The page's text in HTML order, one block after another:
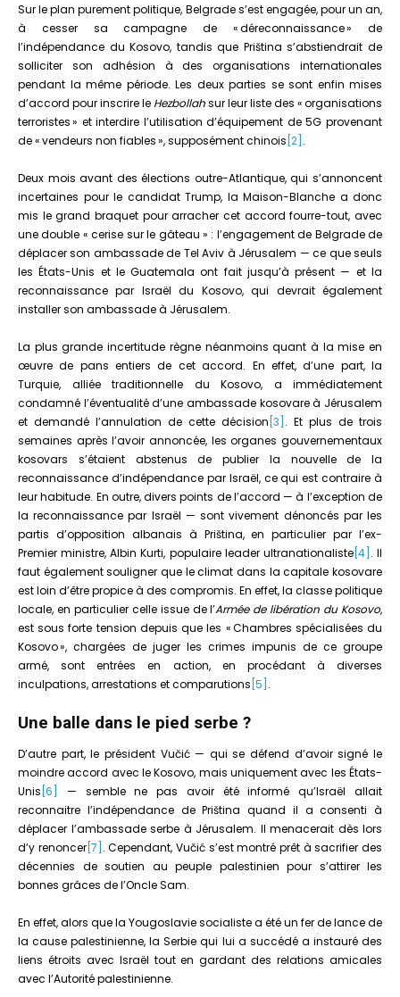
Sur le plan purement politique, Belgrade s’est engagée, pour un an,
à cesser sa campagne de « déreconnaissance » de
l’indépendance du Kosovo, tandis que Priština s’abstiendrait de
solliciter son adhésion à des organisations internationales
pendant la même période. Les deux parties se sont enfin mises
d’accord pour inscrire le Hezbollahsur leur liste des « organisations
terroristes » et interdire l’utilisation d’équipement de 5G provenant
de « vendeurs non fiables », supposément chinois [2] .
Deux mois avant des élections outre-Atlantique, qui s’annoncent
incertaines pour le candidat Trump, la Maison-Blanche a donc
mis le grand braquet pour arracher cet accord fourre-tout, avec
une double « cerise sur le gâteau » : l’engagement de Belgrade de
déplacer son ambassade de Tel Aviv à Jérusalem — ce que seuls
les États-Unis et le Guatemala ont fait jusqu’à présent — et la
reconnaissance par Israël du Kosovo, qui devrait également
installer son ambassade à Jérusalem.
La plus grande incertitude règne néanmoins quant à la mise en
œuvre de pans entiers de cet accord. En effet, d’une part, la
Turquie, alliée traditionnelle du Kosovo, a immédiatement
condamné l’éventualité d’une ambassade kosovare à Jérusalem
et demandé l’annulation de cette décision [3] . Et plus de trois
semaines après l’avoir annoncée, les organes gouvernementaux
kosovars s’étaient abstenus de publier la nouvelle de la
reconnaissance d’indépendance par Israël, ce qui est contraire à
leur habitude. En outre, divers points de l’accord — à l’exception de
la reconnaissance par Israël — sont vivement dénoncés par les
partis d’opposition albanais à Priština, en particulier par l’ex-
Premier ministre, Albin Kurti, populaire leader ultranationaliste[4] . Il
faut également souligner que le climat dans la capitale kosovare
est loin d’être propice à des compromis. En effet, la classe politique
locale, en particulier celle issue de l’Armée de libération du Kosovo,
est sous forte tension depuis que les « Chambres spécialisées du
Kosovo », chargées de juger les crimes impunis de ce groupe
armé, sont entrées en action, en procédant à diverses
inculpations, arrestations et comparutions [5] .
Une balle dans le pied serbe ?
D’autre part, le président Vučić — qui se défend d’avoir signé le
moindre accord avec le Kosovo, mais uniquement avec les États-
Unis [6]
— semble ne pas avoir été informé qu’Israël allait
reconnaitre l’indépendance de Priština quand il a consenti à
déplacer l’ambassade serbe à Jérusalem. Il menacerait dès lors
d’y renoncer[7] . Cependant, Vučić s’est montré prêt à sacrifier des
décennies de soutien au peuple palestinien pour s’attirer les
bonnes grâces de l’Oncle Sam.
En effet, alors que la Yougoslavie socialiste a été un fer de lance de
la cause palestinienne, la Serbie qui lui a succédé a instauré des
liens étroits avec Israël tout en gardant des relations amicales
avec l’Autorité palestinienne.